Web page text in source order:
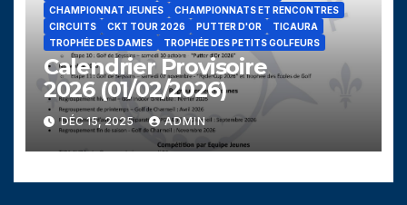
CHAMPIONNAT JEUNES
CHAMPIONNATS ET RENCONTRES
CIRCUITS
CKT TOUR 2026 PUTTER D'OR
TICAURA
TROPHÉE DES DAMES
TROPHÉE DES PETITS GOLFEURS
Calendrier Provisoire
2026 (01/02/2026)
DÉC 15, 2025 ADMIN